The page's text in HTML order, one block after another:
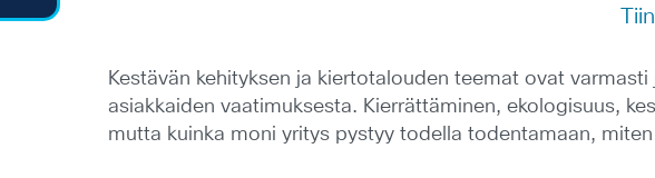
Kestävän kehityksen ja kiertotalouden teemat ovat
asiakkaiden vaatimuksesta. Kierrättäminen, ekologisuus,
mutta kuinka moni yritys pystyy todella todentamaan,